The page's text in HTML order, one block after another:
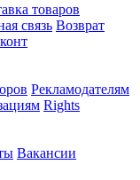
товаров
связь Возврат
Рекламодателям
Rights
Вакансии